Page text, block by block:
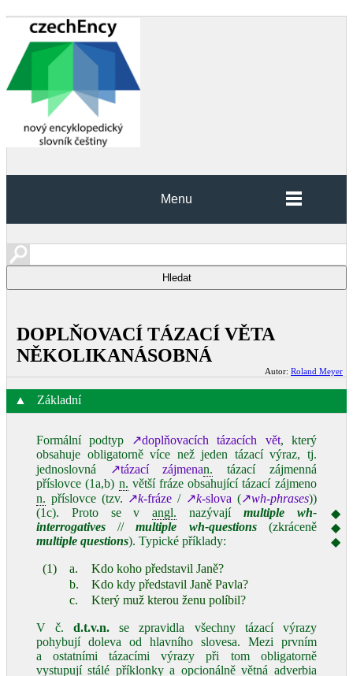
Menu
DOPLŇOVACÍ TÁZACÍ VĚTA
NĚKOLIKANÁSOBNÁ
Autor: Roland Meyer
▲ Základní
Formální podtyp ↗doplňovacích tázacích vět, který
obsahuje obligatorně více než jeden tázací výraz, tj.
jednoslovná
↗tázací zájmenan. tázací zájmenná
příslovce (1a,b) n. větší fráze obsahující tázací zájmeno
n. příslovce (tzv. ↗k-fráze / ↗k-slova (↗wh-phrases))
(1c). Proto se vangl. nazývají multiple
wh-
interrogatives //multiple wh-questions(zkráceně
multiple questions). Typické příklady:
(1) a.
Kdo koho představil Janě?
b.
Kdo kdy představil Janě Pavla?
c.
Který muž kterou ženu políbil?
V č.d.t.v.n. se zpravidla všechny tázací výrazy
pohybují doleva od hlavního slovesa. Mezi prvním
a ostatními tázacími výrazy při tom obligatorně
vystupují stálé příklonky a opcionálně větná adverbia
◆
◆
◆